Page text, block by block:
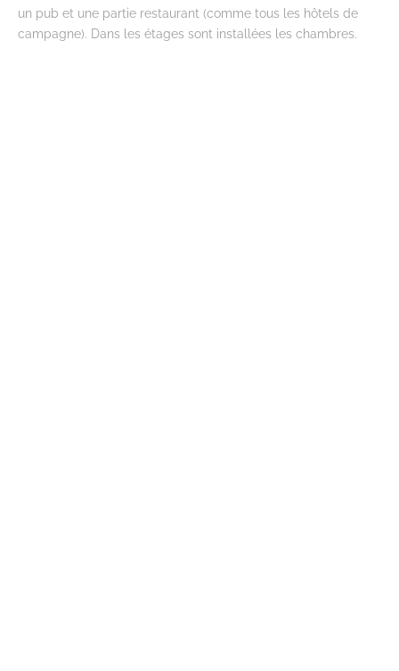
un pub et une partie restaurant (comme tous les hôtels de
campagne). Dans les étages sont installées les chambres.